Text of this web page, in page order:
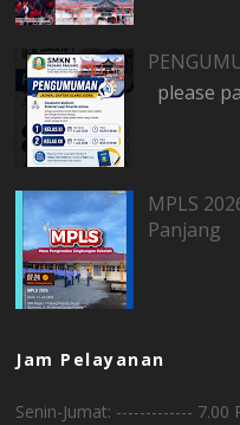
please
MPLS
Panjang
Jam Pelayanan
Senin-Jumat: ------------- 7.00